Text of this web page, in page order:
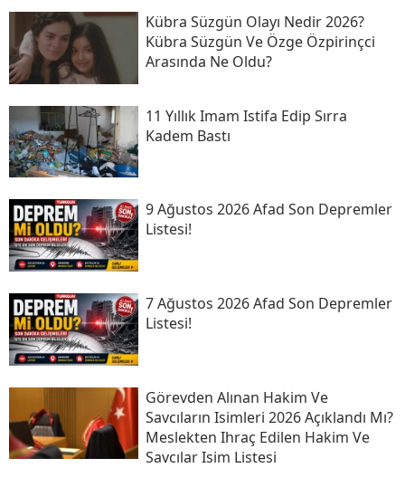
Kübra Süzgün Olayı Nedir 2026?
Kübra Süzgün Ve Özge Özpirinçci
Arasında Ne Oldu?
11 Yıllık Imam Istifa Edip Sırra
Kadem Bastı
9 Ağustos 2026 Afad Son Depremler
Listesi!
7 Ağustos 2026 Afad Son Depremler
Listesi!
Görevden Alınan Hakim Ve
Savcıların Isimleri 2026 Açıklandı Mı?
Meslekten Ihraç Edilen Hakim Ve
Savcılar Isim Listesi